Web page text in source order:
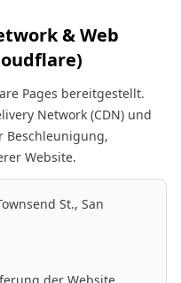
& Web
Pages bereitgestellt.
Network (CDN) und
Beschleunigung,
Website.
St., San